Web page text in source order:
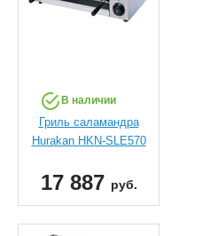
В наличии
Гриль саламандра
Hurakan HKN-SLE570
17 887 руб.